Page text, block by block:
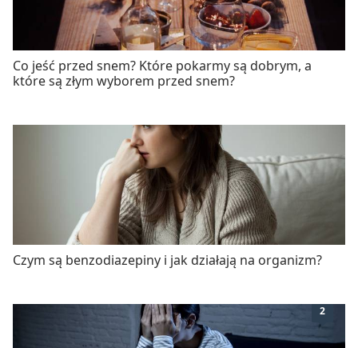
Co jeść przed snem? Które pokarmy są dobrym, a
które są złym wyborem przed snem?
Czym są benzodiazepiny i jak działają na organizm?
2